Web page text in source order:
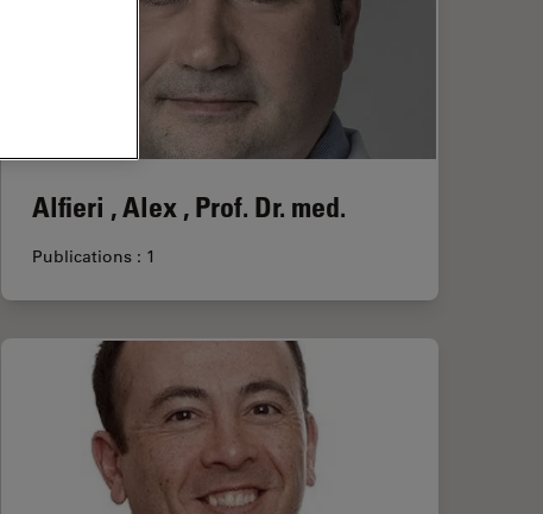
Alfieri , Alex , Prof. Dr. med.
Publications : 1